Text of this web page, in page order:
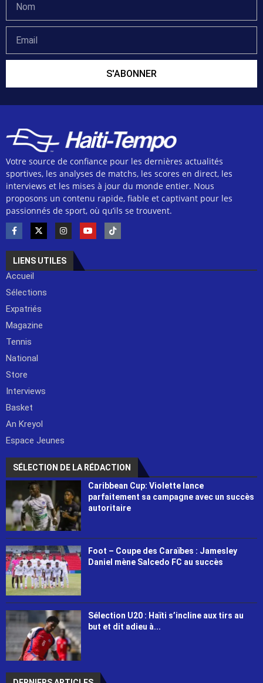
S'ABONNER
Votre source de confiance pour les dernières actualités
sportives, les analyses de matchs, les scores en direct, les
interviews et les mises à jour du monde entier. Nous
proposons un contenu rapide, fiable et captivant pour les
passionnés de sport, où qu’ils se trouvent.
LIENS UTILES
Accueil
Sélections
Expatriés
Magazine
Tennis
National
Store
Interviews
Basket
An Kreyol
Espace Jeunes
SÉLECTION DE LA RÉDACTION
Caribbean Cup: Violette lance
parfaitement sa campagne avec un succès
autoritaire
Foot – Coupe des Caraïbes : Jamesley
Daniel mène Salcedo FC au succès
Sélection U20 : Haïti s’incline aux tirs au
but et dit adieu à...